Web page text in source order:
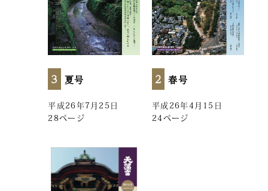
3 夏号
平成26年7月25日
28ページ
2 春号
平成26年4月15日
24ページ